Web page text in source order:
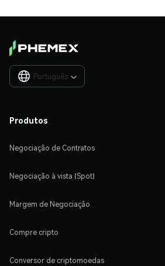
Português 
Produtos
Negociação de Contratos
Negociação à vista (Spot)
Margem de Negociação
Compre cripto
Conversor de criptomoedas